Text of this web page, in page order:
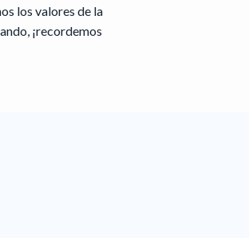
los valores de la
¡recordemos